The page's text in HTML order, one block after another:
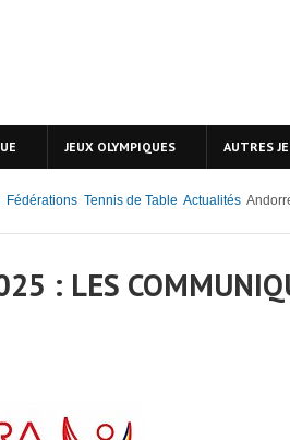
JEUX OLYMPIQUES AUTRES
Fédérations Tennis de Table Actualités
: LES